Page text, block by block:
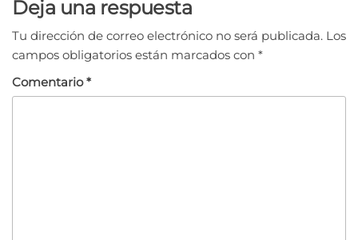
Deja una respuesta
Tu dirección de correo electrónico no será publicada. Los
campos obligatorios están marcados con *
Comentario*